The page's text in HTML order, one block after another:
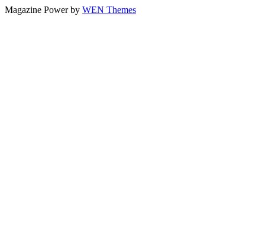
Magazine Power by WEN Themes